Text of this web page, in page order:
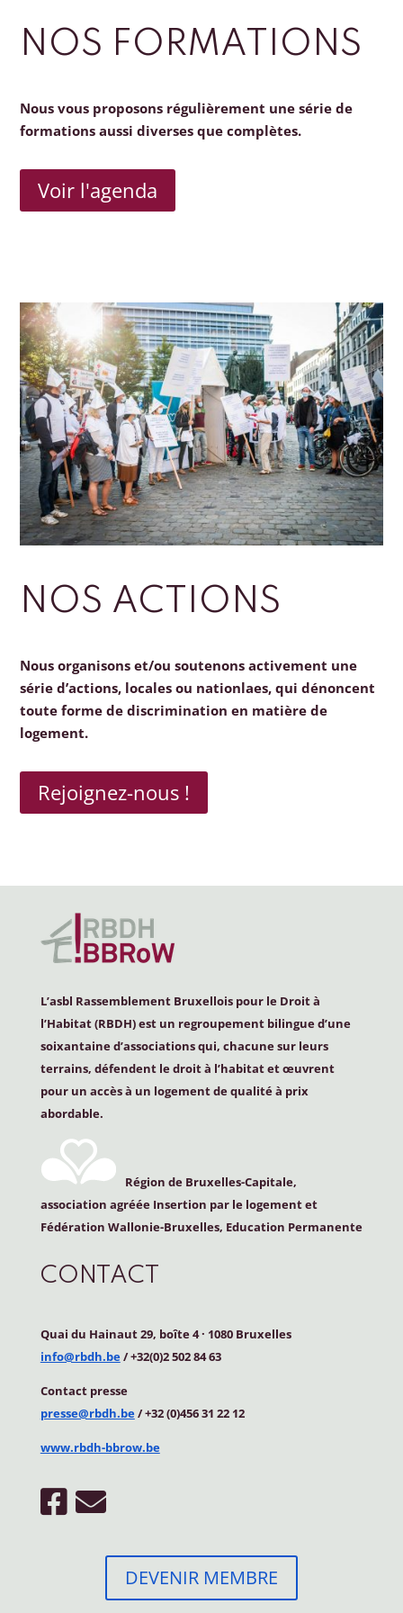
NOS FORMATIONS
Nous vous proposons régulièrement une série de
formations aussi diverses que complètes.
Voir l'agenda
NOS ACTIONS
Nous organisons et/ou soutenons activement une
série d’actions, locales ou nationlaes, qui dénoncent
toute forme de discrimination en matière de
logement.
Rejoignez-nous !
L’asbl Rassemblement Bruxellois pour le Droit à
l’Habitat (RBDH) est un regroupement bilingue d’une
soixantaine d’associations qui, chacune sur leurs
terrains, défendent le droit à l’habitat et œuvrent
pour un accès à un logement de qualité à prix
abordable.
Région de Bruxelles-Capitale,
association agréée Insertion par le logement et
Fédération Wallonie-Bruxelles, Education Permanente
CONTACT
Quai du Hainaut 29, boîte 4· 1080 Bruxelles
info@rbdh.be/ +32(0)2 502 84 63
Contact presse
presse@rbdh.be/ +32 (0)456 31 22 12
www.rbdh-bbrow.be
DEVENIR MEMBRE